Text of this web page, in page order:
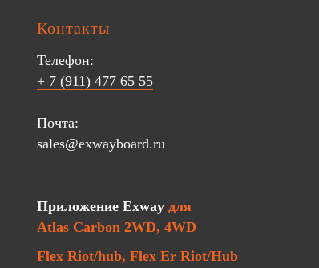
Контакты
Телефон:
+ 7 (911) 477 65 55
Почта:
sales@exwayboard.ru
Приложение Exway для
Atlas Carbon 2WD, 4WD
Flex Riot/hub, Flex Er Riot/Hub